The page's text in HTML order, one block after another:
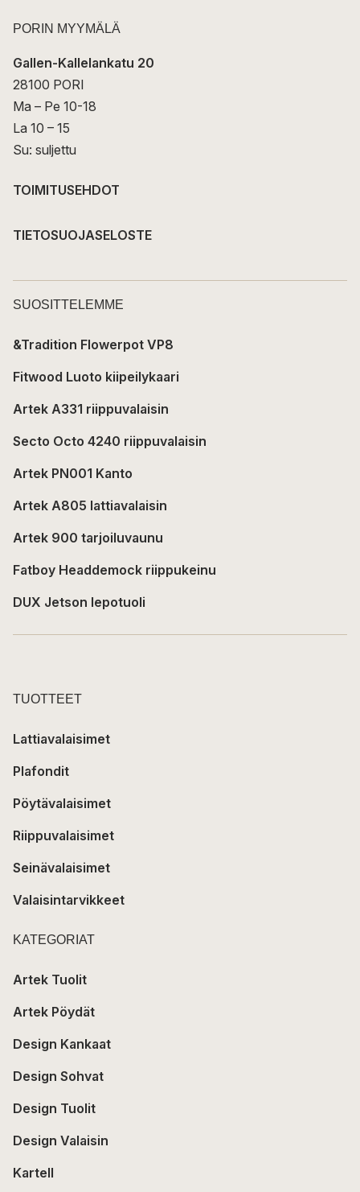
PORIN MYYMÄLÄ
Gallen-Kallelankatu 20
28100 PORI
Ma – Pe 10-18
La 10 – 15
Su: suljettu
TOIMITUSEHDOT
TIETOSUOJASELOSTE
SUOSITTELEMME
&Tradition Flowerpot VP8
Fitwood Luoto kiipeilykaari
Artek A331 riippuvalaisin
Secto Octo 4240 riippuvalaisin
Artek PN001 Kanto
Artek A805 lattiavalaisin
Artek 900 tarjoiluvaunu
Fatboy Headdemock riippukeinu
DUX Jetson lepotuoli
TUOTTEET
Lattiavalaisimet
Plafondit
Pöytävalaisimet
Riippuvalaisimet
Seinävalaisimet
Valaisintarvikkeet
KATEGORIAT
Artek Tuolit
Artek Pöydät
Design Kankaat
Design Sohvat
Design Tuolit
Design Valaisin
Kartell